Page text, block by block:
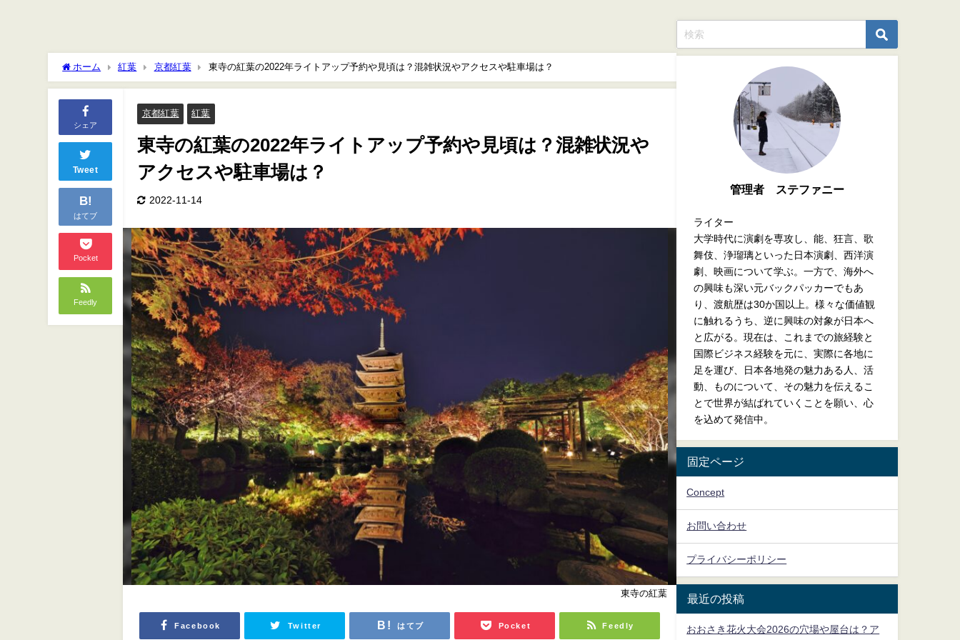
ホーム 紅葉 京都紅葉 東寺の紅葉の2022年ライトアップ予約や見頃は？混雑状況やアクセスや駐車場は？
シェア
Tweet
B!
はてブ
Pocket
Feedly
京都紅葉 紅葉
東寺の紅葉の2022年ライトアップ予約や見頃は？混雑状況や
アクセスや駐車場は？
2022-11-14
東寺の紅葉
Facebook Twitter はてブ Pocket Feedly
管理者 ステファニー
ライター
大学時代に演劇を専攻し、能、狂言、歌
舞伎、浄瑠璃といった日本演劇、西洋演
劇、映画について学ぶ。一方で、海外へ
の興味も深い元バックパッカーでもあ
り、渡航歴は30か国以上。様々な価値観
に触れるうち、逆に興味の対象が日本へ
と広がる。現在は、これまでの旅経験と
国際ビジネス経験を元に、実際に各地に
足を運び、日本各地発の魅力ある人、活
動、ものについて、その魅力を伝えるこ
とで世界が結ばれていくことを願い、心
を込めて発信中。
固定ページ
Concept
お問い合わせ
プライバシーポリシー
最近の投稿
おおさき花火大会2026の穴場や屋台は？ア